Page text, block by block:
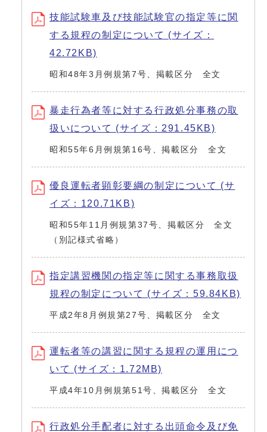
技能試験車及び技能試験官の指定等に関
する規程の制定について (サイズ：
42.72KB)
昭和48年3月例規第7号、掲載区分 全文
暴走行為者等に対する行政処分事務の取
扱いについて (サイズ：291.45KB)
昭和55年6月例規第16号、掲載区分 全文
優良運転者顕彰要綱の制定について (サ
イズ：120.71KB)
昭和55年11月例規第37号、掲載区分 全文
（別記様式省略）
指定講習機関の指定等に関する事務取扱
規程の制定について (サイズ：59.84KB)
平成2年8月例規第27号、掲載区分 全文
運転者等の講習に関する規程の運用につ
いて (サイズ：1.72MB)
平成4年10月例規第51号、掲載区分 全文
行政処分手配者に対する出頭命令及び免